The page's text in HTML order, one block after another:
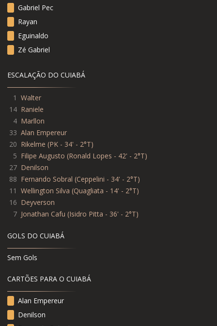
Gabriel Pec
Rayan
Eguinaldo
Zé Gabriel
ESCALAÇÃO DO CUIABÁ
1 Walter
14 Raniele
4 Marllon
33 Alan Empereur
20 Rikelme (PK - 34' - 2°T)
5 Filipe Augusto (Ronald Lopes - 42' - 2°T)
27 Denilson
88 Fernando Sobral (Ceppelini - 34' - 2°T)
11 Wellington Silva (Quagliata - 14' - 2°T)
16 Deyverson
7 Jonathan Cafu (Isidro Pitta - 36' - 2°T)
GOLS DO CUIABÁ
Sem Gols
CARTÕES PARA O CUIABÁ
Alan Empereur
Denilson